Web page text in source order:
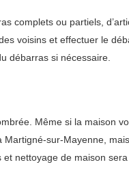
complets ou partiels,
voisins et effectuer le
débarras si nécessaire.
Même si la maison
sur-Mayenne,
nettoyage de maison sera